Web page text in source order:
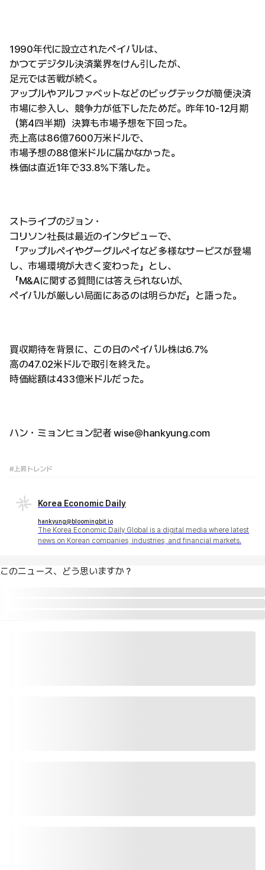
1990年代に設立されたペイパルは、
かつてデジタル決済業界をけん引したが、
足元では苦戦が続く。
アップルやアルファベットなどのビッグテックが簡便決済
市場に参入し、競争力が低下したためだ。昨年10-12月期
（第4四半期）決算も市場予想を下回った。
売上高は86億7600万米ドルで、
市場予想の88億米ドルに届かなかった。
株価は直近1年で33.8%下落した。
ストライプのジョン・
コリソン社長は最近のインタビューで、
「アップルペイやグーグルペイなど多様なサービスが登場
し、市場環境が大きく変わった」とし、
「M&Aに関する質問には答えられないが、
ペイパルが厳しい局面にあるのは明らかだ」と語った。
買収期待を背景に、この日のペイパル株は6.7%
高の47.02米ドルで取引を終えた。
時価総額は433億米ドルだった。
ハン・ミョンヒョン記者 wise@hankyung.com
#上昇トレンド
Korea Economic Daily
hankyung@bloomingbit.io
The Korea Economic Daily Global is a digital media where latest
news on Korean companies, industries, and financial markets.
このニュース、どう思いますか？